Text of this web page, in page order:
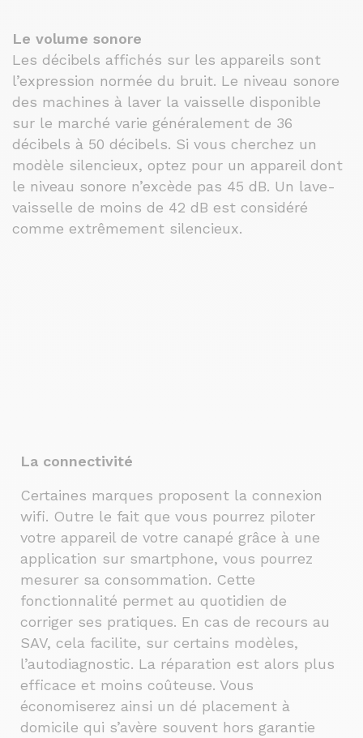
Le volume sonore
Les décibels affichés sur les appareils sont
l’expression normée du bruit. Le niveau sonore
des machines à laver la vaisselle disponible
sur le marché varie généralement de 36
décibels à 50 décibels. Si vous cherchez un
modèle silencieux, optez pour un appareil dont
le niveau sonore n’excède pas 45 dB. Un lave-
vaisselle de moins de 42 dB est considéré
comme extrêmement silencieux.
La connectivité
Certaines marques proposent la connexion
wifi. Outre le fait que vous pourrez piloter
votre appareil de votre canapé grâce à une
application sur smartphone, vous pourrez
mesurer sa consommation. Cette
fonctionnalité permet au quotidien de
corriger ses pratiques. En cas de recours au
SAV, cela facilite, sur certains modèles,
l’autodiagnostic. La réparation est alors plus
efficace et moins coûteuse. Vous
économiserez ainsi un dé placement à
domicile qui s’avère souvent hors garantie